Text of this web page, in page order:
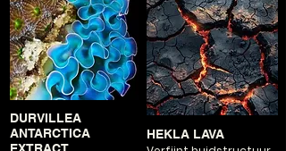
DURVILLEA
ANTARCTICA
HEKLA LAVA